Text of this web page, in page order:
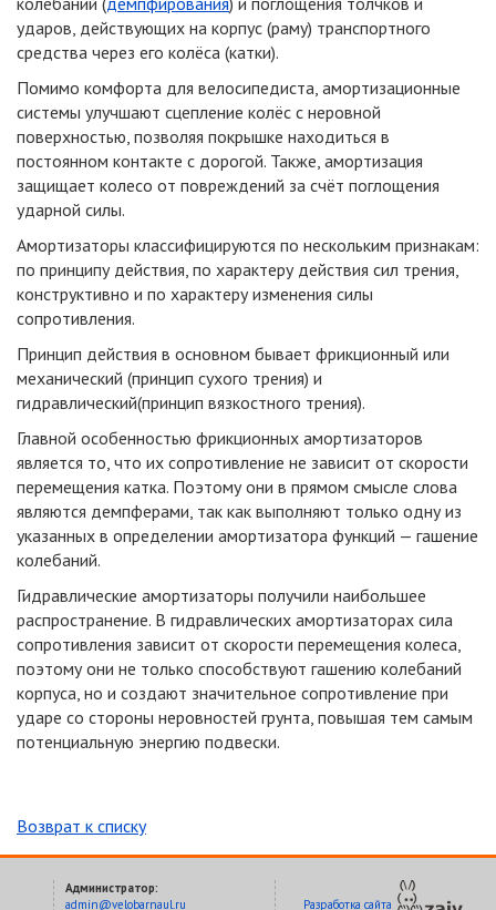
ударов, действующих на корпус (раму) транспортного
средства через его колёса (катки).
Помимо комфорта для велосипедиста, амортизационные
системы улучшают сцепление колёс с неровной
поверхностью, позволяя покрышке находиться в
постоянном контакте с дорогой. Также, амортизация
защищает колесо от повреждений за счёт поглощения
ударной силы.
Амортизаторы классифицируются по нескольким признакам:
по принципу действия, по характеру действия сил трения,
конструктивно и по характеру изменения силы
сопротивления.
Принцип действия в основном бывает фрикционный или
механический (принцип сухого трения) и
гидравлический(принцип вязкостного трения).
Главной особенностью фрикционных амортизаторов
является то, что их сопротивление не зависит от скорости
перемещения катка. Поэтому они в прямом смысле слова
являются демпферами, так как выполняют только одну из
указанных в определении амортизатора функций — гашение
колебаний.
Гидравлические амортизаторы получили наибольшее
распространение. В гидравлических амортизаторах сила
сопротивления зависит от скорости перемещения колеса,
поэтому они не только способствуют гашению колебаний
корпуса, но и создают значительное сопротивление при
ударе со стороны неровностей грунта, повышая тем самым
потенциальную энергию подвески.
Возврат к списку
Разработка сайта
Администратор:
admin@velobarnaul.ru